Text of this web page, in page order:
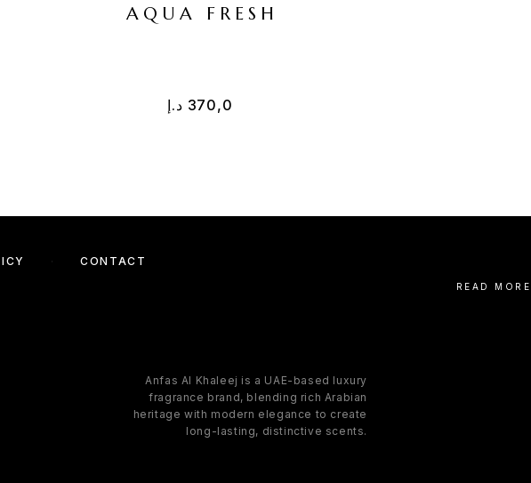
AQUA FRESH
370,0 د.إ
CONTACT
READ MORE
Anfas Al Khaleej is a UAE-based luxury
fragrance brand, blending rich Arabian
heritage with modern elegance to create
long-lasting, distinctive scents.